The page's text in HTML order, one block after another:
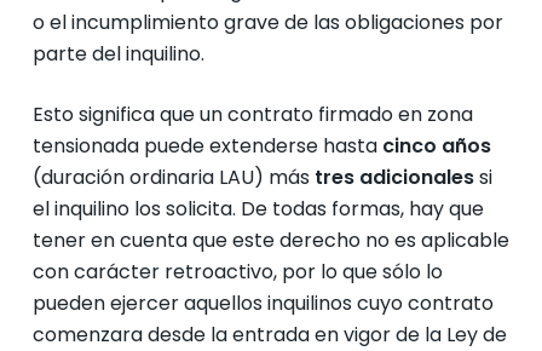
o el incumplimiento grave de las obligaciones por
parte del inquilino.
Esto significa que un contrato firmado en zona
tensionada puede extenderse hasta cinco años
(duración ordinaria LAU) más tres adicionalessi
el inquilino los solicita. De todas formas, hay que
tener en cuenta que este derecho no es aplicable
con carácter retroactivo, por lo que sólo lo
pueden ejercer aquellos inquilinos cuyo contrato
comenzara desde la entrada en vigor de la Ley de